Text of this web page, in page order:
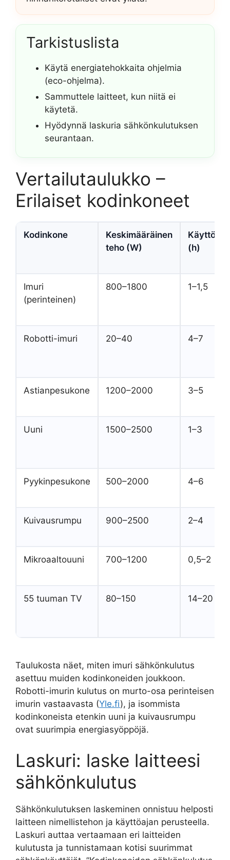
Tarkistuslista
Käytä energiatehokkaita ohjelmia
(eco-ohjelma).
Sammuttele laitteet, kun niitä ei
käytetä.
Hyödynnä laskuria sähkönkulutuksen
seurantaan.
Vertailutaulukko –
Erilaiset kodinkoneet
Kodinkone
Keskimääräinen
teho (W)
(h)
Imuri
(perinteinen)
800–1800 1–1,5
Robotti-imuri 20–40 4–7
Astianpesukone 1200–2000 3–5
Uuni 1500–2500 1–3
Pyykinpesukone 500–2000 4–6
Kuivausrumpu 900–2500 2–4
Mikroaaltouuni 700–1200 0,5–2
55 tuuman TV 80–150 14–20
Taulukosta näet, miten imuri sähkönkulutus
asettuu muiden kodinkoneiden joukkoon.
Robotti-imurin kulutus on murto-osa perinteisen
imurin vastaavasta (Yle.fi), ja isommista
kodinkoneista etenkin uuni ja kuivausrumpu
ovat suurimpia energiasyöppöjä.
Laskuri: laske laitteesi
sähkönkulutus
Sähkönkulutuksen laskeminen onnistuu helposti
laitteen nimellistehon ja käyttöajan perusteella.
Laskuri auttaa vertaamaan eri laitteiden
kulutusta ja tunnistamaan kotisi suurimmat